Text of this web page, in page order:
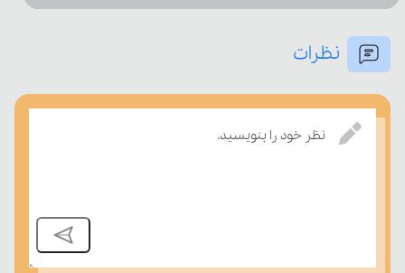
نظرات
نظر خود را بنویسید.